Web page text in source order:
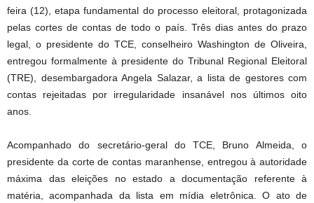
feira (12), etapa fundamental do processo eleitoral, protagonizada
pelas cortes de contas de todo o país. Três dias antes do prazo
legal, o presidente do TCE, conselheiro Washington de Oliveira,
entregou formalmente à presidente do Tribunal Regional Eleitoral
(TRE), desembargadora Angela Salazar, a lista de gestores com
contas rejeitadas por irregularidade insanável nos últimos oito
anos.
Acompanhado do secretário-geral do TCE, Bruno Almeida, o
presidente da corte de contas maranhense, entregou à autoridade
máxima das eleições no estado a documentação referente à
matéria, acompanhada da lista em mídia eletrônica. O ato de